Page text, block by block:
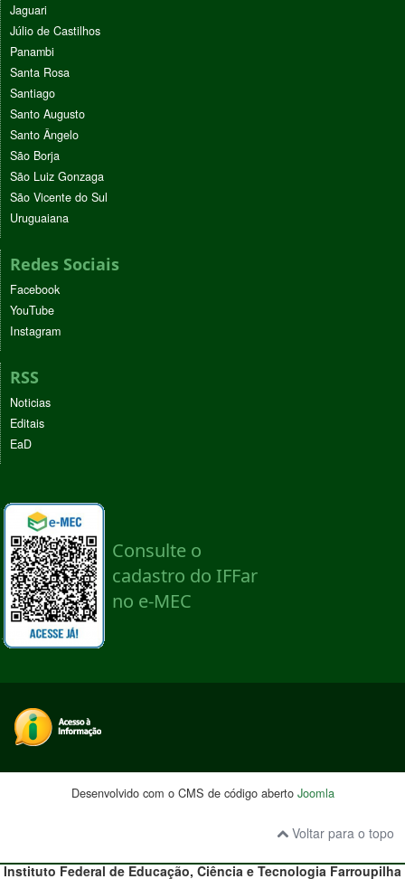
Jaguari
Júlio de Castilhos
Panambi
Santa Rosa
Santiago
Santo Augusto
Santo Ângelo
São Borja
São Luiz Gonzaga
São Vicente do Sul
Uruguaiana
Redes Sociais
Facebook
YouTube
Instagram
RSS
Noticias
Editais
EaD
Desenvolvido com o CMS de código aberto Joomla
Voltar para o topo
Instituto Federal de Educação, Ciência e TecnologiaFarroupilha